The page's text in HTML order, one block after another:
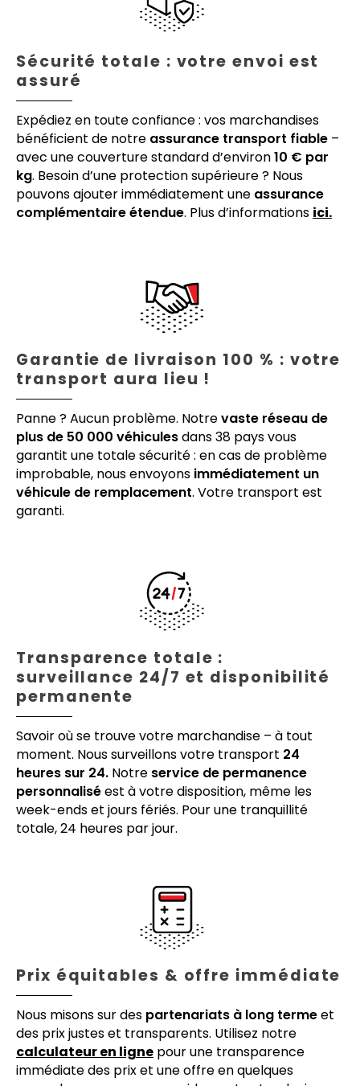
Sécurité totale : votre envoi est
assuré
Expédiez en toute confiance : vos marchandises
bénéficient de notre assurance transport fiable –
avec une couverture standard d’environ10 € par
kg. Besoin d’une protection supérieure ? Nous
pouvons ajouter immédiatement une assurance
complémentaire étendue. Plus d’informations ici.
Garantie de livraison 100 % : votre
transport aura lieu !
Panne ? Aucun problème. Notrevaste réseau de
plus de 50 000 véhiculesdans 38 pays vous
garantit une totale sécurité : en cas de problème
improbable, nous envoyons immédiatement un
véhicule de remplacement. Votre transport est
garanti.
Transparence totale :
surveillance 24/7 et disponibilité
permanente
Savoir où se trouve votre marchandise – à tout
moment. Nous surveillons votre transport 24
heures sur 24. Notre service de permanence
personnaliséest à votre disposition, même les
week-ends et jours fériés. Pour une tranquillité
totale, 24 heures par jour.
Prix équitables & offre immédiate
Nous misons sur des partenariats à long termeet
des prix justes et transparents. Utilisez notre
calculateur en ligne pour une transparence
immédiate des prix et une offre en quelques